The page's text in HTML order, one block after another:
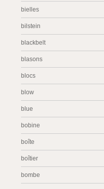
bielles
bilstein
blackbelt
blasons
blocs
blow
blue
bobine
boîte
boîtier
bombe